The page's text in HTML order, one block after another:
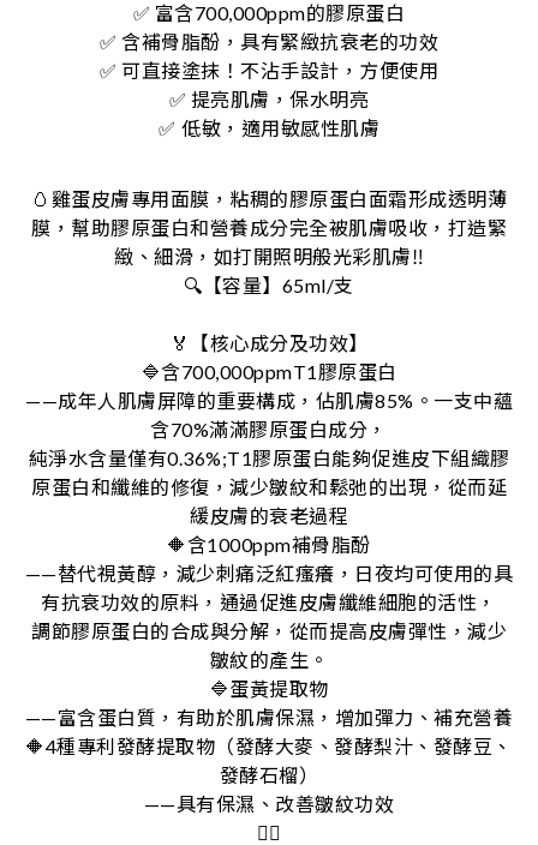
✅ 富含700,000ppm的膠原蛋白
✅ 含補骨脂酚，具有緊緻抗衰老的功效
✅ 可直接塗抹！不沾手設計，方便使用
✅ 提亮肌膚，保水明亮
✅ 低敏，適用敏感性肌膚
🥚雞蛋皮膚專用面膜，粘稠的膠原蛋白面霜形成透明薄
膜，幫助膠原蛋白和營養成分完全被肌膚吸收，打造緊
緻、細滑，如打開照明般光彩肌膚‼️
🔍【容量】65ml/支
🏅️【核心成分及功效】
🔷含700,000ppmT1膠原蛋白
——成年人肌膚屏障的重要構成，佔肌膚85%。一支中蘊
含70%滿滿膠原蛋白成分，
純淨水含量僅有0.36%;T1膠原蛋白能夠促進皮下組織膠
原蛋白和纖維的修復，減少皺紋和鬆弛的出現，從而延
緩皮膚的衰老過程
🔶含1000ppm補骨脂酚
——替代視黃醇，減少刺痛泛紅瘙癢，日夜均可使用的具
有抗衰功效的原料，通過促進皮膚纖維細胞的活性，
調節膠原蛋白的合成與分解，從而提高皮膚彈性，減少
皺紋的產生。
🔷蛋黃提取物
——富含蛋白質，有助於肌膚保濕，增加彈力、補充營養
🔶4種專利發酵提取物（發酵大麥、發酵梨汁、發酵豆、
發酵石榴）
——具有保濕、改善皺紋功效
❤️‍🔥